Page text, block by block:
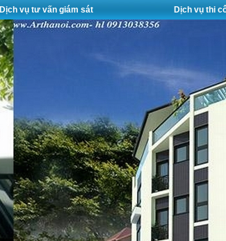
Dịch vụ tư vấn giám sát Dịch vụ thi